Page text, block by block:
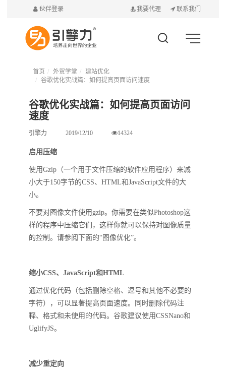
伙伴登录 我要代理 联系我们
首页 外贸学堂
建站优化
谷歌优化实战篇：如何提高页面访问速度
谷歌优化实战篇：如何提高页面访问
速度
引擎力 2019/12/10 14324
启用压缩
使用Gzip（一个用于文件压缩的软件应用程序）来减
小大于150字节的CSS、HTML和JavaScript文件的大
小。
不要对图像文件使用gzip。你需要在类似Photoshop这
样的程序中压缩它们，这样你就可以保持对图像质量
的控制。请参阅下面的“图像优化”。
缩小CSS、JavaScript和HTML
通过优化代码（包括删除空格、逗号和其他不必要的
字符），可以显著提高页面速度。同时删除代码注
释、格式和未使用的代码。谷歌建议使用CSSNano和
UglifyJS。
减少重定向